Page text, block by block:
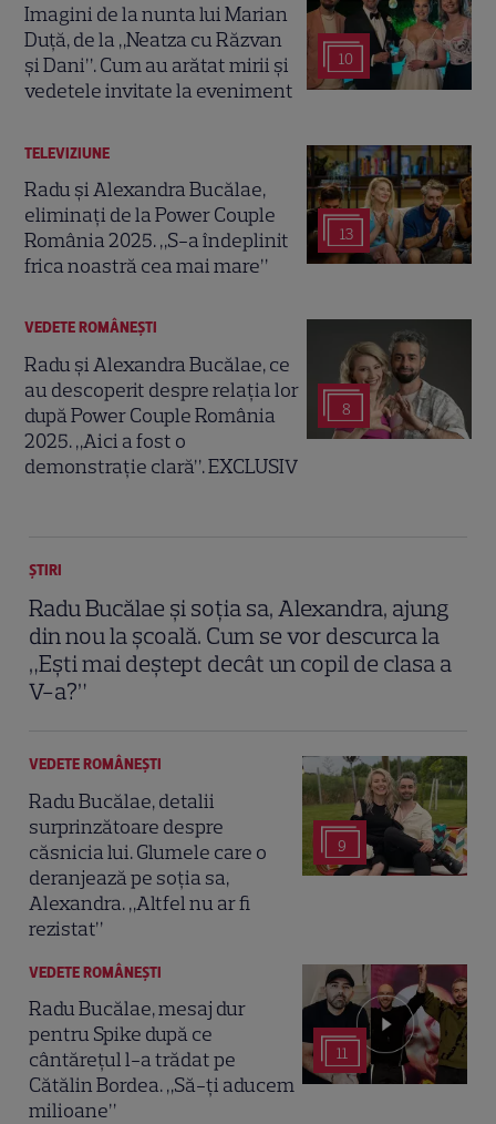
10
Imagini de la nunta lui Marian
Duță, de la „Neatza cu Răzvan
și Dani”. Cum au arătat mirii și
vedetele invitate la eveniment
13
TELEVIZIUNE
Radu și Alexandra Bucălae,
eliminați de la Power Couple
România 2025. „S-a îndeplinit
frica noastră cea mai mare”
8
VEDETE ROMÂNEŞTI
Radu și Alexandra Bucălae, ce
au descoperit despre relația lor
după Power Couple România
2025. „Aici a fost o
demonstrație clară”. EXCLUSIV
ȘTIRI
Radu Bucălae și soția sa, Alexandra, ajung
din nou la școală. Cum se vor descurca la
„Ești mai deștept decât un copil de clasa a
V-a?”
9
VEDETE ROMÂNEŞTI
Radu Bucălae, detalii
surprinzătoare despre
căsnicia lui. Glumele care o
deranjează pe soția sa,
Alexandra. „Altfel nu ar fi
rezistat”
11
VEDETE ROMÂNEŞTI
Radu Bucălae, mesaj dur
pentru Spike după ce
cântărețul l-a trădat pe
Cătălin Bordea. „Să-ți aducem
milioane”